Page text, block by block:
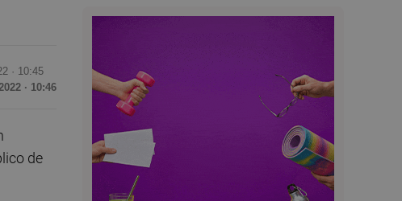
· 10:45
· 10:46
de